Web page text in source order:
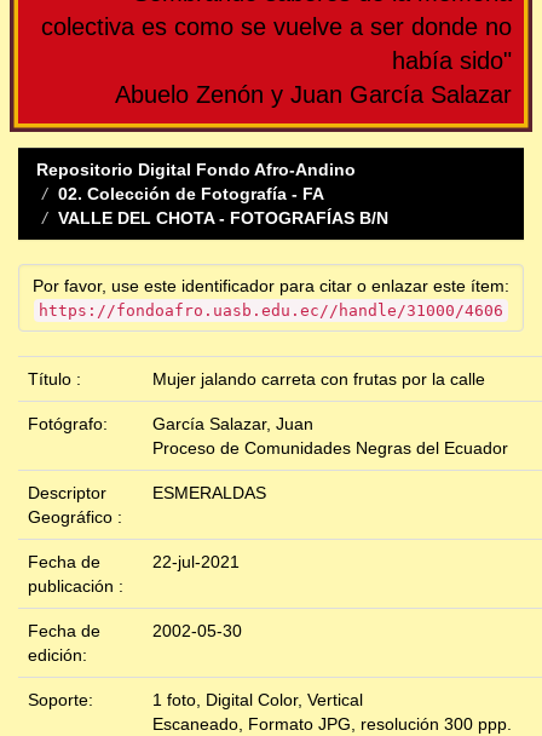
colectiva es como se vuelve a ser donde no
había sido"
Abuelo Zenón y Juan García Salazar
Repositorio Digital Fondo Afro-Andino
02. Colección de Fotografía - FA
VALLE DEL CHOTA - FOTOGRAFÍAS B/N
Por favor, use este identificador para citar o enlazar este ítem:
https://fondoafro.uasb.edu.ec//handle/31000/4606
Título : Mujer jalando carreta con frutas por la calle
Fotógrafo:
García Salazar, Juan
Proceso de Comunidades Negras del Ecuador
Descriptor
Geográfico :
ESMERALDAS
Fecha de
publicación :
22-jul-2021
Fecha de
edición:
2002-05-30
Soporte:
1 foto, Digital Color, Vertical
Escaneado, Formato JPG, resolución 300 ppp.